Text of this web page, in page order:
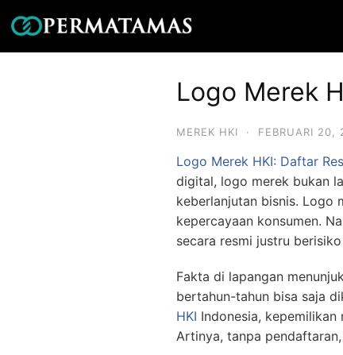
Logo Merek
MEREK HKI · FEBRUARI 20,
Logo Merek HKI: Daftar
digital, logo merek bukan
keberlanjutan bisnis. Logo
kepercayaan konsumen.
secara resmi justru
Fakta di lapangan
bertahun-tahun bisa saja
HKI Indonesia,
Artinya, tanpa